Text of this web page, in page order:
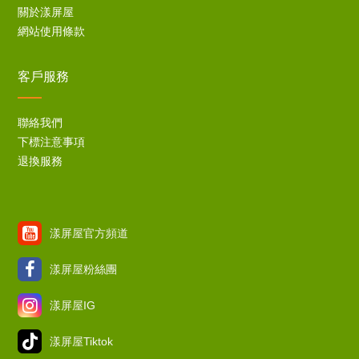
關於漾屏屋
網站使用條款
客戶服務
聯絡我們
下標注意事項
退換服務
漾屏屋官方頻道
漾屏屋粉絲團
漾屏屋IG
漾屏屋Tiktok